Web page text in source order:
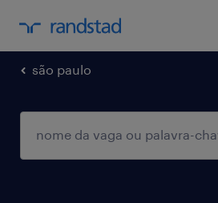
são paulo